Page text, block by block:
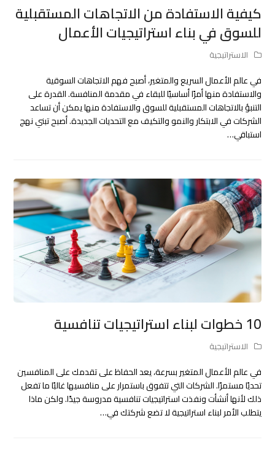
كيفية الاستفادة من الاتجاهات المستقبلية
للسوق في بناء استراتيجيات الأعمال
الاستراتيجية
في عالم الأعمال السريع والمتغير، أصبح فهم الاتجاهات السوقية
والاستفادة منها أمرًا أساسيًا للبقاء في مقدمة المنافسة. القدرة على
التنبؤ بالاتجاهات المستقبلية للسوق والاستفادة منها يمكن أن تساعد
الشركات في الابتكار والنمو والتكيف مع التحديات الجديدة. أصبح تبني نهج
استباقي…
10 خطوات لبناء استراتيجيات تنافسية
الاستراتيجية
في عالم الأعمال المتغير بسرعة، يعد الحفاظ على تقدمك على المنافسين
تحديًا مستمرًا. الشركات التي تتفوق باستمرار على منافسيها غالبًا ما تفعل
ذلك لأنها أنشأت ونفذت استراتيجيات تنافسية مدروسة جيدًا. ولكن ماذا
يتطلب الأمر لبناء استراتيجية لا تضع شركتك في…